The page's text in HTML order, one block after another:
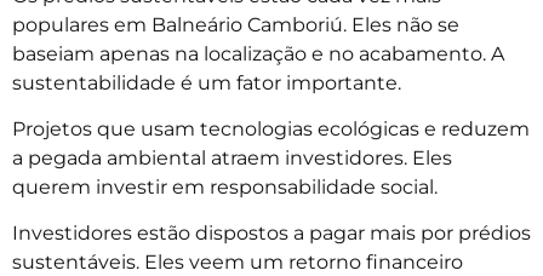
populares em Balneário Camboriú. Eles não se
baseiam apenas na localização e no acabamento. A
sustentabilidade é um fator importante.
Projetos que usam tecnologias ecológicas e reduzem
a pegada ambiental atraem investidores. Eles
querem investir em responsabilidade social.
Investidores estão dispostos a pagar mais por prédios
sustentáveis. Eles veem um retorno financeiro